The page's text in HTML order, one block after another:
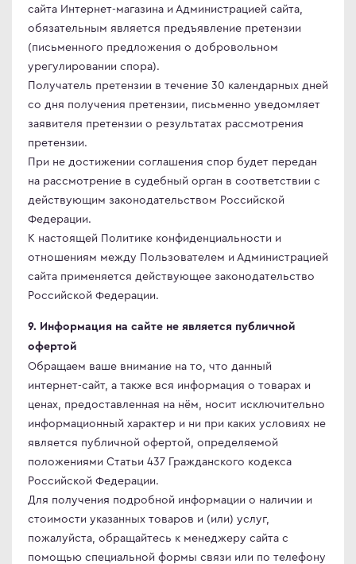
сайта Интернет-магазина и Администрацией сайта,
обязательным является предъявление претензии
(письменного предложения о добровольном
урегулировании спора).
Получатель претензии в течение 30 календарных дней
со дня получения претензии, письменно уведомляет
заявителя претензии о результатах рассмотрения
претензии.
При не достижении соглашения спор будет передан
на рассмотрение в судебный орган в соответствии с
действующим законодательством Российской
Федерации.
К настоящей Политике конфиденциальности и
отношениям между Пользователем и Администрацией
сайта применяется действующее законодательство
Российской Федерации.
9. Информация на сайте не является публичной
офертой
Обращаем ваше внимание на то, что данный
интернет-сайт, а также вся информация о товарах и
ценах, предоставленная на нём, носит исключительно
информационный характер и ни при каких условиях не
является публичной офертой, определяемой
положениями Статьи 437 Гражданского кодекса
Российской Федерации.
Для получения подробной информации о наличии и
стоимости указанных товаров и (или) услуг,
пожалуйста, обращайтесь к менеджеру сайта с
помощью специальной формы связи или по телефону